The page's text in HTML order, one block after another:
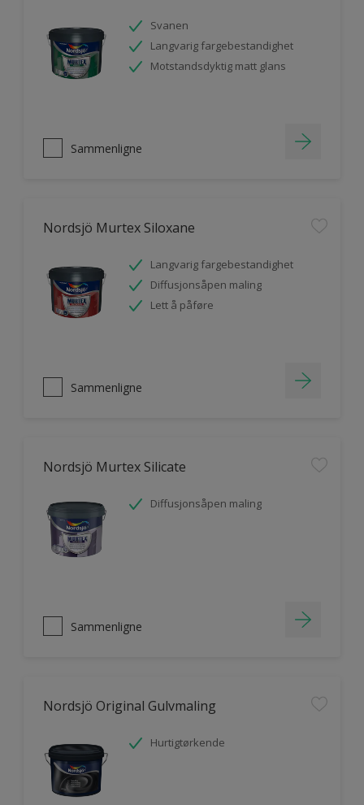
Svanen
Langvarig fargebestandighet
Motstandsdyktig matt glans
Sammenligne
Nordsjö Murtex Siloxane
Langvarig fargebestandighet
Diffusjonsåpen maling
Lett å påføre
Sammenligne
Nordsjö Murtex Silicate
Diffusjonsåpen maling
Sammenligne
Nordsjö Original Gulvmaling
Hurtigtørkende